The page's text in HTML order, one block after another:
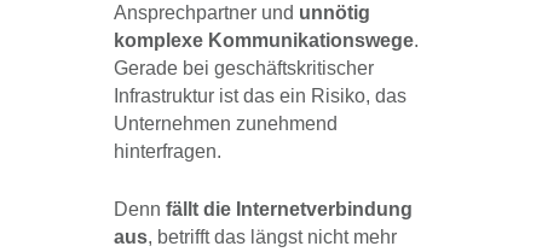
Ansprechpartner und unnötig
komplexe Kommunikationswege.
Gerade bei geschäftskritischer
Infrastruktur ist das ein Risiko, das
Unternehmen zunehmend
hinterfragen.
Denn fällt die Internetverbindung
aus, betrifft das längst nicht mehr